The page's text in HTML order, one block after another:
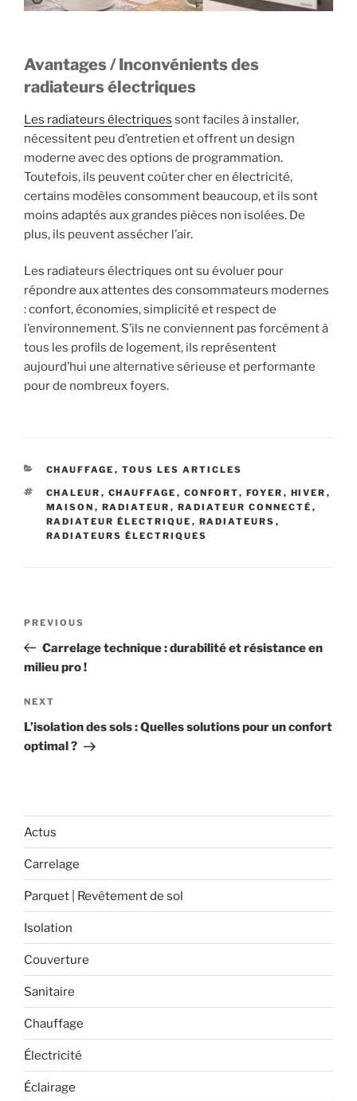
Avantages / Inconvénients des
radiateurs électriques
Les radiateurs électriques sont faciles à installer,
nécessitent peu d’entretien et offrent un design
moderne avec des options de programmation.
Toutefois, ils peuvent coûter cher en électricité,
certains modèles consomment beaucoup, et ils sont
moins adaptés aux grandes pièces non isolées. De
plus, ils peuvent assécher l’air.
Les radiateurs électriques ont su évoluer pour
répondre aux attentes des consommateurs modernes
: confort, économies, simplicité et respect de
l’environnement. S’ils ne conviennent pas forcément à
tous les profils de logement, ils représentent
aujourd’hui une alternative sérieuse et performante
pour de nombreux foyers.
CATEGORIES
CHAUFFAGE , TOUS LES ARTICLES
TAGS
CHALEUR , CHAUFFAGE , CONFORT, FOYER , HIVER ,
MAISON , RADIATEUR , RADIATEUR CONNECTÉ ,
RADIATEUR ÉLECTRIQUE , RADIATEURS ,
RADIATEURS ÉLECTRIQUES
Navigation
l’article
Previous
Post
PREVIOUS
Carrelage technique : durabilité et résistance en
milieu pro !
Next
Post
NEXT
L’isolation des sols : Quelles solutions pour un confort
optimal ?
Actus
Carrelage
Parquet | Revêtement de sol
Isolation
Couverture
Sanitaire
Chauffage
Électricité
Éclairage